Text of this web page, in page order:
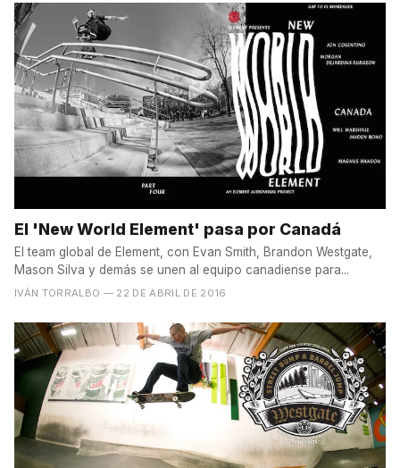
El 'New World Element' pasa por Canadá
El team global de Element, con Evan Smith, Brandon Westgate,
Mason Silva y demás se unen al equipo canadiense para...
IVÁN TORRALBO — 22 DE ABRIL DE 2016